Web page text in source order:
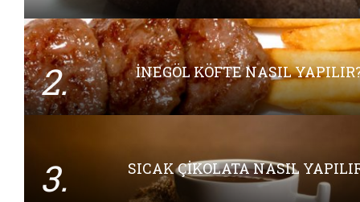
2. İNEGÖL KÖFTE NASIL
3. SICAK ÇIKOLATA NASIL